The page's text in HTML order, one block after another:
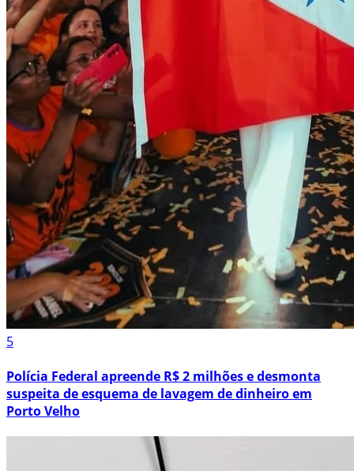
5
Polícia Federal apreende R$ 2 milhões e desmonta
suspeita de esquema de lavagem de dinheiro em
Porto Velho